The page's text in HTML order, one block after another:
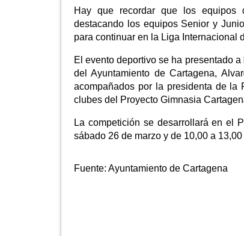
Hay que recordar que los equipos
destacando los equipos Senior y
para continuar en la Liga Internacional
El evento deportivo se ha presentado
del Ayuntamiento de Cartagena,
acompañados por la presidenta de
clubes del Proyecto Gimnasia
La competición se desarrollará en el
sábado 26 de marzo y de 10,00 a
Fuente: Ayuntamiento de Cartagena